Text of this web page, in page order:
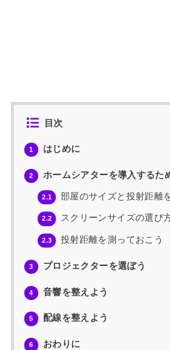
目次
1 はじめに
2 ホームシアターを導入するた
2.1 部屋のサイズと投射距離
2.2 スクリーンサイズの選び
2.3 投射距離を測っておこう
3 プロジェクターを選ぼう
4 音響を整えよう
5 配線を整えよう
6 おわりに